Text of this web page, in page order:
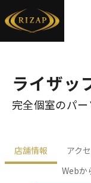
ライザッ
完全個室のパ
店舗情報 アク
Webか